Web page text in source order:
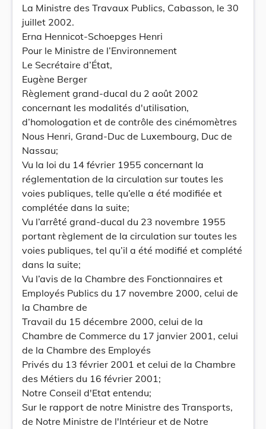
La Ministre des Travaux Publics, Cabasson, le 30
juillet 2002.
Erna Hennicot-Schoepges Henri
Pour le Ministre de l’Environnement
Le Secrétaire d’État,
Eugène Berger
Règlement grand-ducal du 2 août 2002
concernant les modalités d'utilisation,
d’homologation et de contrôle des cinémomètres
Nous Henri, Grand-Duc de Luxembourg, Duc de
Nassau;
Vu la loi du 14 février 1955 concernant la
réglementation de la circulation sur toutes les
voies publiques, telle qu’elle a été modifiée et
complétée dans la suite;
Vu l’arrêté grand-ducal du 23 novembre 1955
portant règlement de la circulation sur toutes les
voies publiques, tel qu’il a été modifié et complété
dans la suite;
Vu l’avis de la Chambre des Fonctionnaires et
Employés Publics du 17 novembre 2000, celui de
la Chambre de
Travail du 15 décembre 2000, celui de la
Chambre de Commerce du 17 janvier 2001, celui
de la Chambre des Employés
Privés du 13 février 2001 et celui de la Chambre
des Métiers du 16 février 2001;
Notre Conseil d'Etat entendu;
Sur le rapport de notre Ministre des Transports,
de Notre Ministre de l'Intérieur et de Notre